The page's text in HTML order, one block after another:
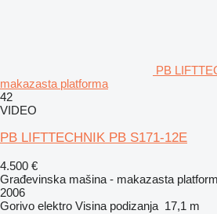
PB
makazasta platforma
42
VIDEO
PB LIFTTECHNIK PB S171-12E
4.500 €
Građevinska mašina - makazasta
2006
Gorivo elektro Visina podizanja 17,1 m